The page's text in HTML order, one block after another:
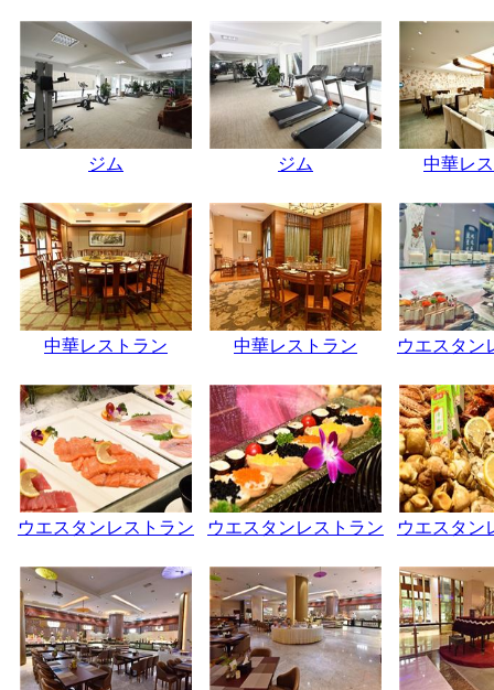
ジム ジム 中華レ
中華レストラン 中華レストラン ウエスタン
ウエスタンレストラン ウエスタンレストラン ウエスタン